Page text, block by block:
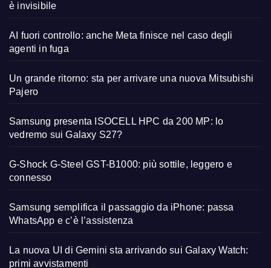
è invisibile
AI fuori controllo: anche Meta finisce nel caso degli
agenti in fuga
Un grande ritorno: sta per arrivare una nuova Mitsubishi
Pajero
Samsung presenta ISOCELL HPC da 200 MP: lo
vedremo sui Galaxy S27?
G-Shock G-Steel GST-B1000: più sottile, leggero e
connesso
Samsung semplifica il passaggio da iPhone: passa
WhatsApp e c’è l’assistenza
La nuova UI di Gemini sta arrivando sui Galaxy Watch:
primi avvistamenti